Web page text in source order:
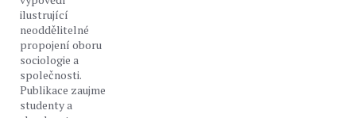
ilustrující
neoddělitelné
propojení oboru
sociologie a
společnosti.
Publikace zaujme
studenty a